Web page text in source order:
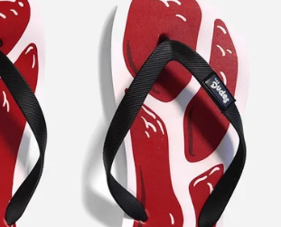
media
primo
piano